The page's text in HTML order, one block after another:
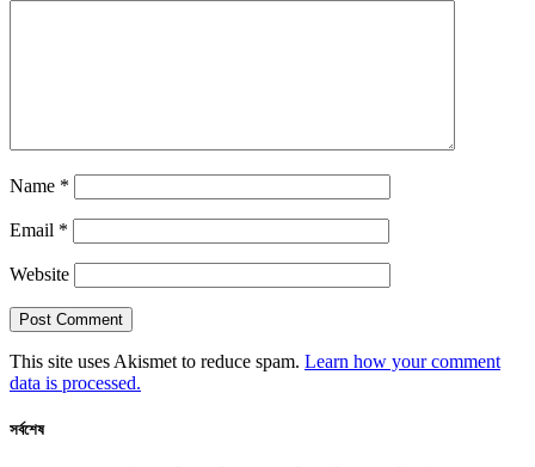
Name *
Email *
Website
This site uses Akismet to reduce spam. Learn how your comment
data is processed.
সর্বশেষ